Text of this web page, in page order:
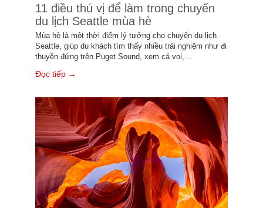
11 điều thú vị để làm trong chuyến
du lịch Seattle mùa hè
Mùa hè là một thời điểm lý tưởng cho chuyến du lịch
Seattle, giúp du khách tìm thấy nhiều trải nghiệm như đi
thuyền đứng trên Puget Sound, xem cá voi,…
Đọc tiếp →